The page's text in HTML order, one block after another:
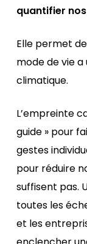
quantifier
Elle permet
mode de vie
climatique.
L’empreinte
guide » pour
gestes
pour réduire
suffisent pas.
toutes les
et les